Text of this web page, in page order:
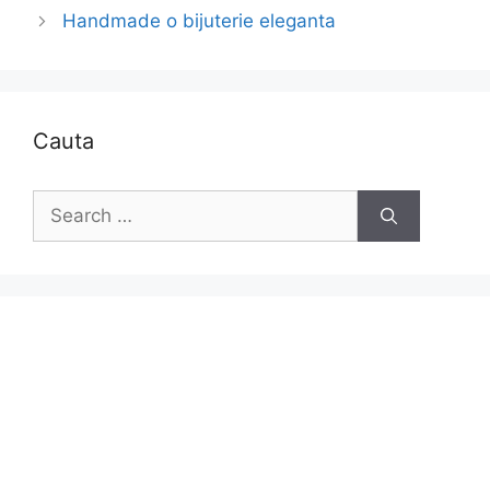
Handmade o bijuterie eleganta
Cauta
Search
for: